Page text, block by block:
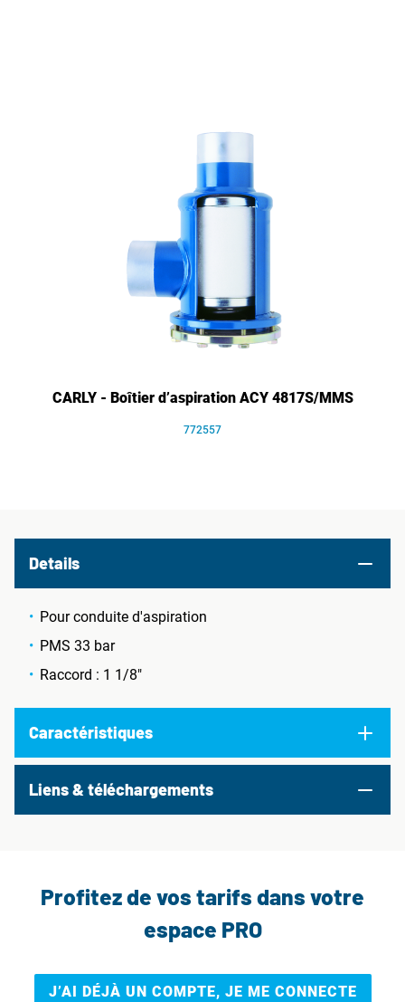
CARLY - Boîtier d’aspiration ACY 4817S/MMS
772557
Details
Pour conduite d'aspiration
PMS 33 bar
Raccord : 1 1/8"
Caractéristiques
Liens & téléchargements
Profitez de vos tarifs dans votre
espace PRO
J’AI DÉJÀ UN COMPTE, JE ME CONNECTE